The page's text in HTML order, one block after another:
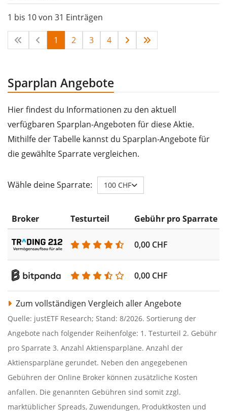
1 bis 10 von 31 Einträgen
1 2 3 4
Sparplan Angebote
Hier findest du Informationen zu den aktuell
verfügbaren Sparplan-Angeboten für diese Aktie.
Mithilfe der Tabelle kannst du Sparplan-Angebote für
die gewählte Sparrate vergleichen.
Wähle deine Sparrate: 100 CHF
Broker Testurteil Gebühr pro Sparrate
0,00 CHF
0,00 CHF
Zum vollständigen Vergleich aller Angebote
Quelle: justETF Research; Stand: 8/2026. Sortierung der
Angebote nach folgender Reihenfolge: 1. Testurteil 2. Gebühr
pro Sparrate 3. Anzahl Aktiensparpläne. Anzahl der
Aktiensparpläne gerundet. Neben den angegebenen
Gebühren der Online Broker können zusätzliche Kosten
anfallen. Die genannten Gebühren sind somit zzgl.
marktüblicher Spreads, Zuwendungen, Produktkosten und